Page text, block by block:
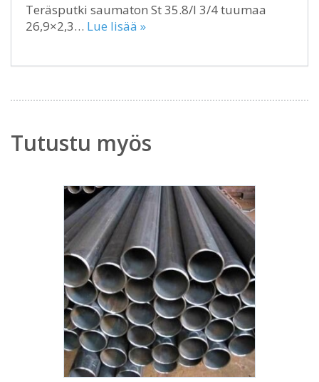
Teräsputki saumaton St 35.8/I 3/4 tuumaa
26,9×2,3… Lue lisää »
Tutustu myös